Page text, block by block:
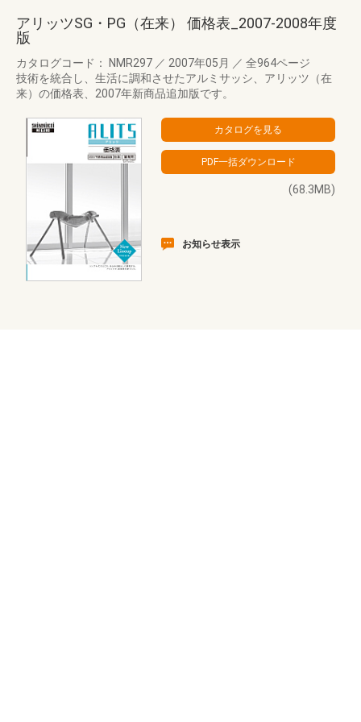
アリッツSG・PG（在来） 価格表_2007-2008年度
版
カタログコード： NMR297 ／ 2007年05月 ／ 全964ページ
技術を統合し、生活に調和させたアルミサッシ、アリッツ（在
来）の価格表、2007年新商品追加版です。
(68.3MB)
お知らせ表示